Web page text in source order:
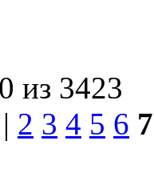
из 3423
| 2 3 4 5 6 7